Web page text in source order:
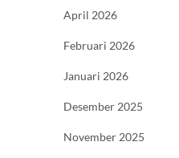
April 2026
Februari 2026
Januari 2026
Desember 2025
November 2025